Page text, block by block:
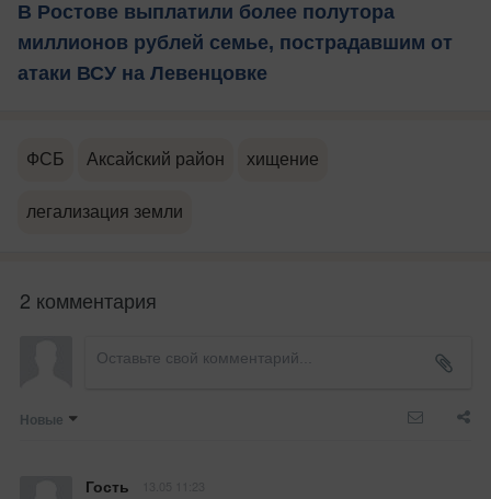
В Ростове выплатили более полутора
миллионов рублей семье, пострадавшим от
атаки ВСУ на Левенцовке
ФСБ Аксайский район хищение
легализация земли
2 комментария
Новые
Гость